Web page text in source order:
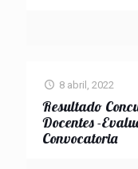
8 abril, 2022
Resultado
Docentes -
Convocatoria